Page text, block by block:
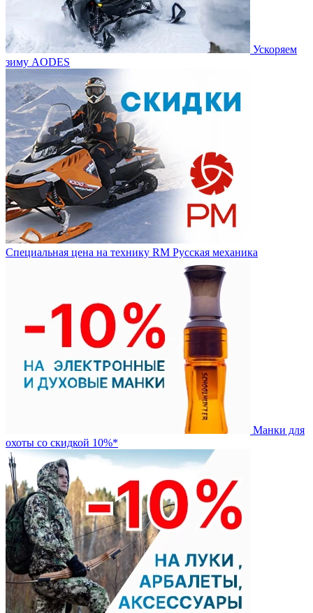
Ускоряем
зиму AODES
Специальная цена на технику RM Русская механика
Манки для
охоты со скидкой 10%*